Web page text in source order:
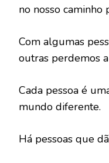
no nosso caminho
Com algumas
outras perdemos
Cada pessoa é
mundo diferente.
Há pessoas que